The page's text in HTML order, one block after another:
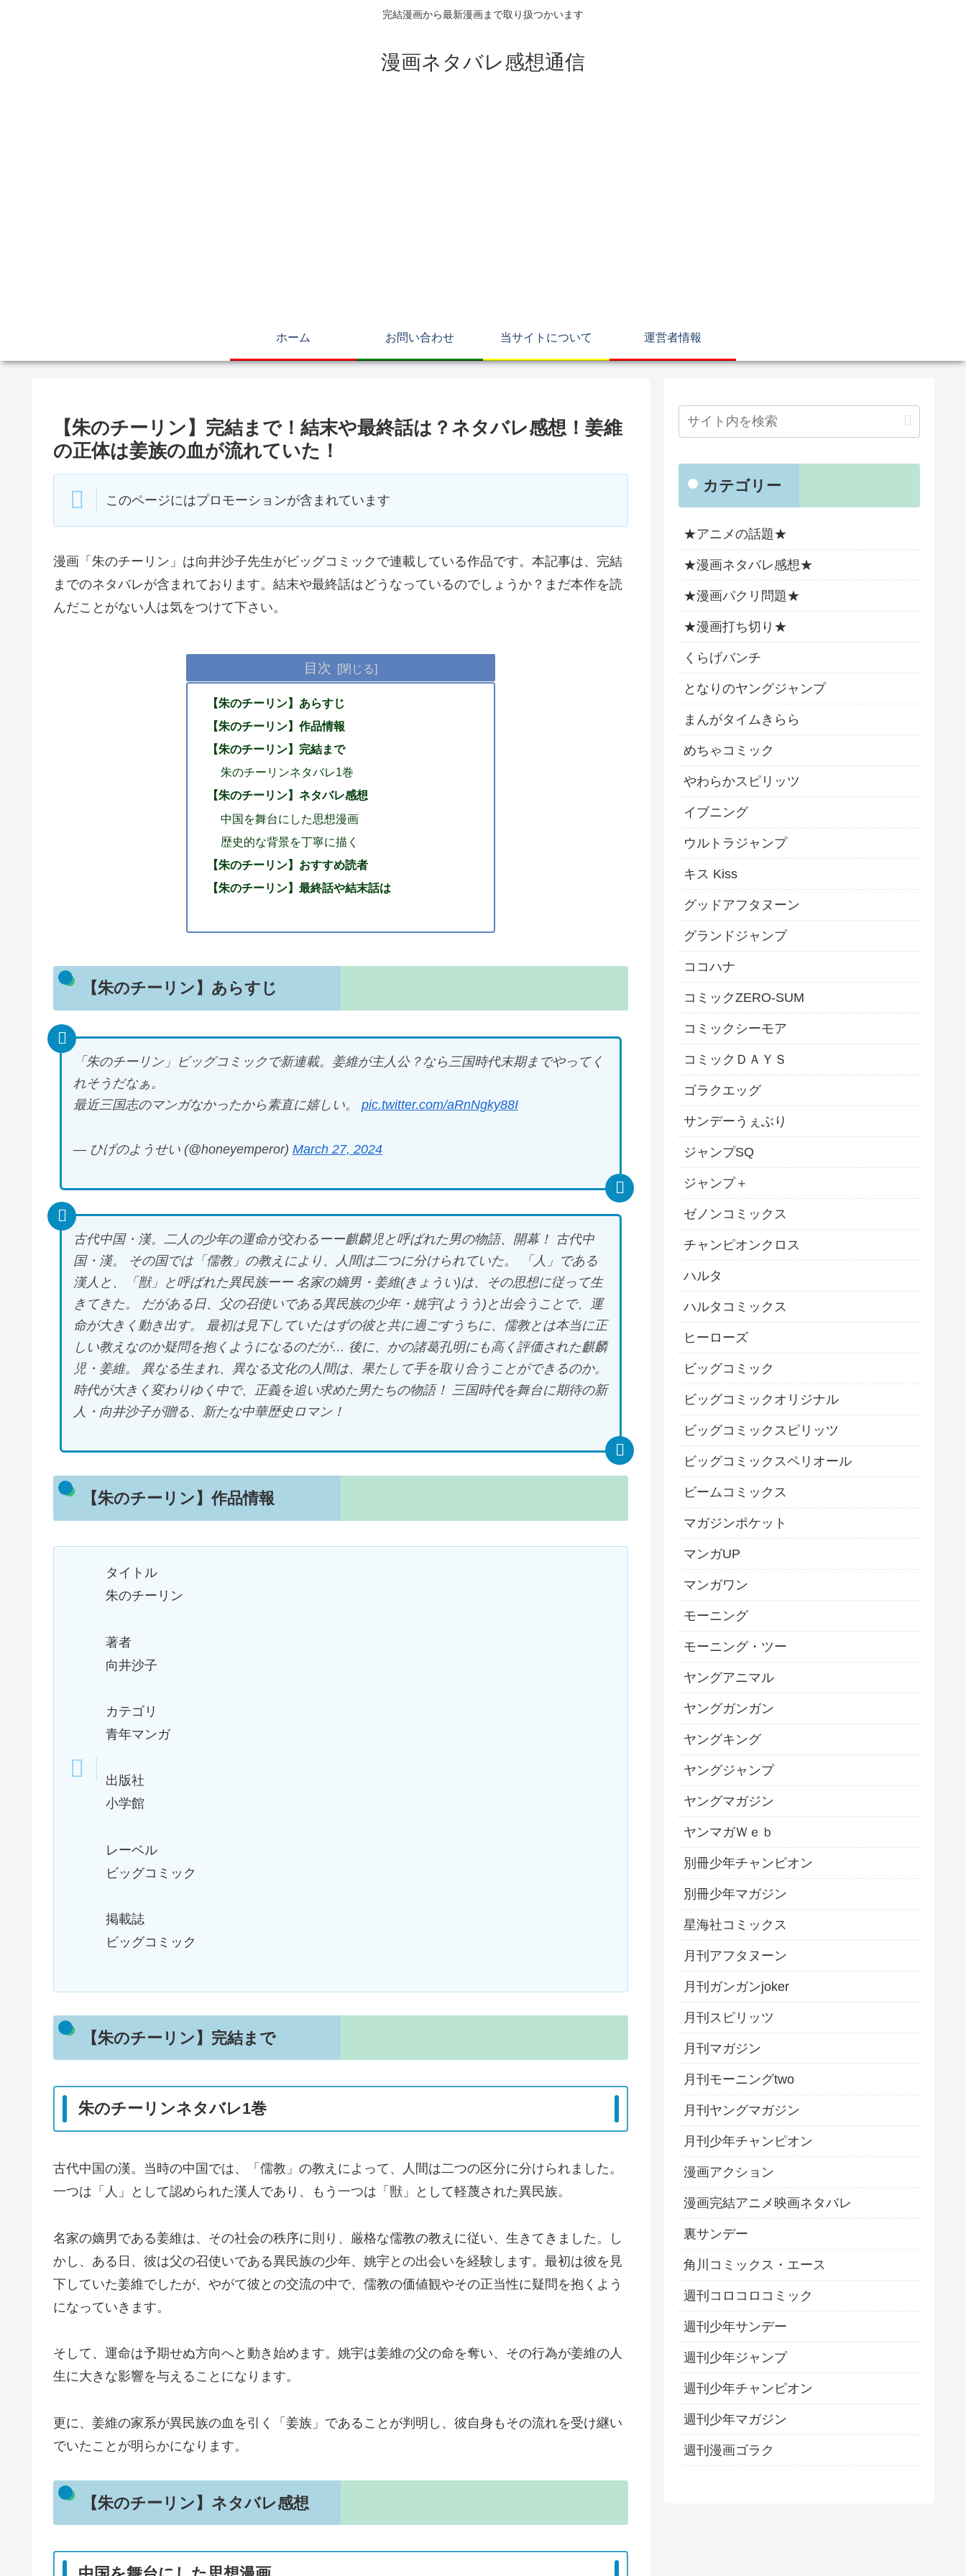
完結漫画から最新漫画まで取り扱つかいます
漫画ネタバレ感想通信
ホーム お問い合わせ 当サイトについて 運営者情報
【朱のチーリン】完結まで！結末や最終話は？ネタバレ感想！姜維
の正体は姜族の血が流れていた！
このページにはプロモーションが含まれています
漫画「朱のチーリン」は向井沙子先生がビッグコミックで連載している作品です。本記事は、完結
までのネタバレが含まれております。結末や最終話はどうなっているのでしょうか？まだ本作を読
んだことがない人は気をつけて下さい。
目次
【朱のチーリン】あらすじ
【朱のチーリン】作品情報
【朱のチーリン】完結まで
朱のチーリンネタバレ1巻
【朱のチーリン】ネタバレ感想
中国を舞台にした思想漫画
歴史的な背景を丁寧に描く
【朱のチーリン】おすすめ読者
【朱のチーリン】最終話や結末話は
【朱のチーリン】あらすじ
「朱のチーリン」ビッグコミックで新連載。姜維が主人公？なら三国時代末期までやってく
れそうだなぁ。
最近三国志のマンガなかったから素直に嬉しい。 pic.twitter.com/aRnNgky88I
— ひげのようせい (@honeyemperor) March 27, 2024
古代中国・漢。二人の少年の運命が交わるーー麒麟児と呼ばれた男の物語、開幕！ 古代中
国・漢。 その国では「儒教」の教えにより、人間は二つに分けられていた。 「人」である
漢人と、「獣」と呼ばれた異民族ーー 名家の嫡男・姜維(きょうい)は、その思想に従って生
きてきた。 だがある日、父の召使いである異民族の少年・姚宇(ようう)と出会うことで、運
命が大きく動き出す。 最初は見下していたはずの彼と共に過ごすうちに、儒教とは本当に正
しい教えなのか疑問を抱くようになるのだが… 後に、かの諸葛孔明にも高く評価された麒麟
児・姜維。 異なる生まれ、異なる文化の人間は、果たして手を取り合うことができるのか。
時代が大きく変わりゆく中で、正義を追い求めた男たちの物語！ 三国時代を舞台に期待の新
人・向井沙子が贈る、新たな中華歴史ロマン！
【朱のチーリン】作品情報
タイトル
朱のチーリン
著者
向井沙子
カテゴリ
青年マンガ
出版社
小学館
レーベル
ビッグコミック
掲載誌
ビッグコミック
【朱のチーリン】完結まで
朱のチーリンネタバレ1巻
古代中国の漢。当時の中国では、「儒教」の教えによって、人間は二つの区分に分けられました。
一つは「人」として認められた漢人であり、もう一つは「獣」として軽蔑された異民族。
名家の嫡男である姜維は、その社会の秩序に則り、厳格な儒教の教えに従い、生きてきました。し
かし、ある日、彼は父の召使いである異民族の少年、姚宇との出会いを経験します。最初は彼を見
下していた姜維でしたが、やがて彼との交流の中で、儒教の価値観やその正当性に疑問を抱くよう
になっていきます。
そして、運命は予期せぬ方向へと動き始めます。姚宇は姜維の父の命を奪い、その行為が姜維の人
生に大きな影響を与えることになります。
更に、姜維の家系が異民族の血を引く「姜族」であることが判明し、彼自身もその流れを受け継い
でいたことが明らかになります。
【朱のチーリン】ネタバレ感想
カテゴリー
★アニメの話題★
★漫画ネタバレ感想★
★漫画パクリ問題★
★漫画打ち切り★
くらげバンチ
となりのヤングジャンプ
まんがタイムきらら
めちゃコミック
やわらかスピリッツ
イブニング
ウルトラジャンプ
キス Kiss
グッドアフタヌーン
グランドジャンプ
ココハナ
コミックZERO-SUM
コミックシーモア
コミックＤＡＹＳ
ゴラクエッグ
サンデーうぇぶり
ジャンプSQ
ジャンプ＋
ゼノンコミックス
チャンピオンクロス
ハルタ
ハルタコミックス
ヒーローズ
ビッグコミック
ビッグコミックオリジナル
ビッグコミックスピリッツ
ビッグコミックスペリオール
ビームコミックス
マガジンポケット
マンガUP
マンガワン
モーニング
モーニング・ツー
ヤングアニマル
ヤングガンガン
ヤングキング
ヤングジャンプ
ヤングマガジン
ヤンマガＷｅｂ
別冊少年チャンピオン
別冊少年マガジン
星海社コミックス
月刊アフタヌーン
月刊ガンガンjoker
月刊スピリッツ
月刊マガジン
月刊モーニングtwo
月刊ヤングマガジン
月刊少年チャンピオン
漫画アクション
漫画完結アニメ映画ネタバレ
裏サンデー
角川コミックス・エース
週刊コロコロコミック
週刊少年サンデー
週刊少年ジャンプ
週刊少年チャンピオン
週刊少年マガジン
週刊漫画ゴラク